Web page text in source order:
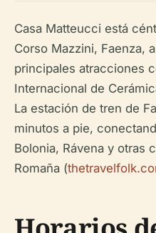
Casa Matteucci está
Corso Mazzini, Faenza,
principales atracciones
Internacional de
La estación de tren de
minutos a pie,
Bolonia, Rávena y otras
Romaña (